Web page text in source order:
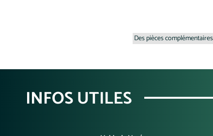
Des pièces
INFOS UTILES